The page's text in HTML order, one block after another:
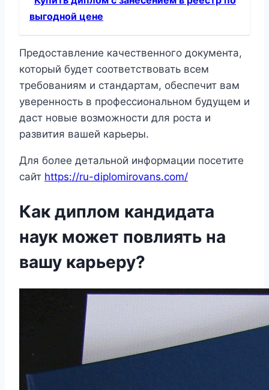
выгодной цене
Предоставление качественного документа,
который будет соответствовать всем
требованиям и стандартам, обеспечит вам
уверенность в профессиональном будущем и
даст новые возможности для роста и
развития вашей карьеры.
Для более детальной информации посетите
сайт https://ru-diplomirovans.com/
Как диплом кандидата
наук может повлиять на
вашу карьеру?